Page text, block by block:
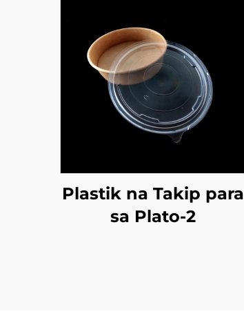
Plastik na Takip para
sa Plato-2